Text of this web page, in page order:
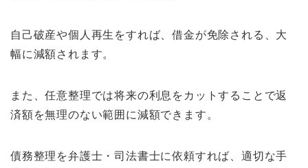
自己破産や個人再生をすれば、借金が免除される、大
幅に減額されます。
また、任意整理では将来の利息をカットすることで返
済額を無理のない範囲に減額できます。
債務整理を弁護士・司法書士に依頼すれば、適切な手